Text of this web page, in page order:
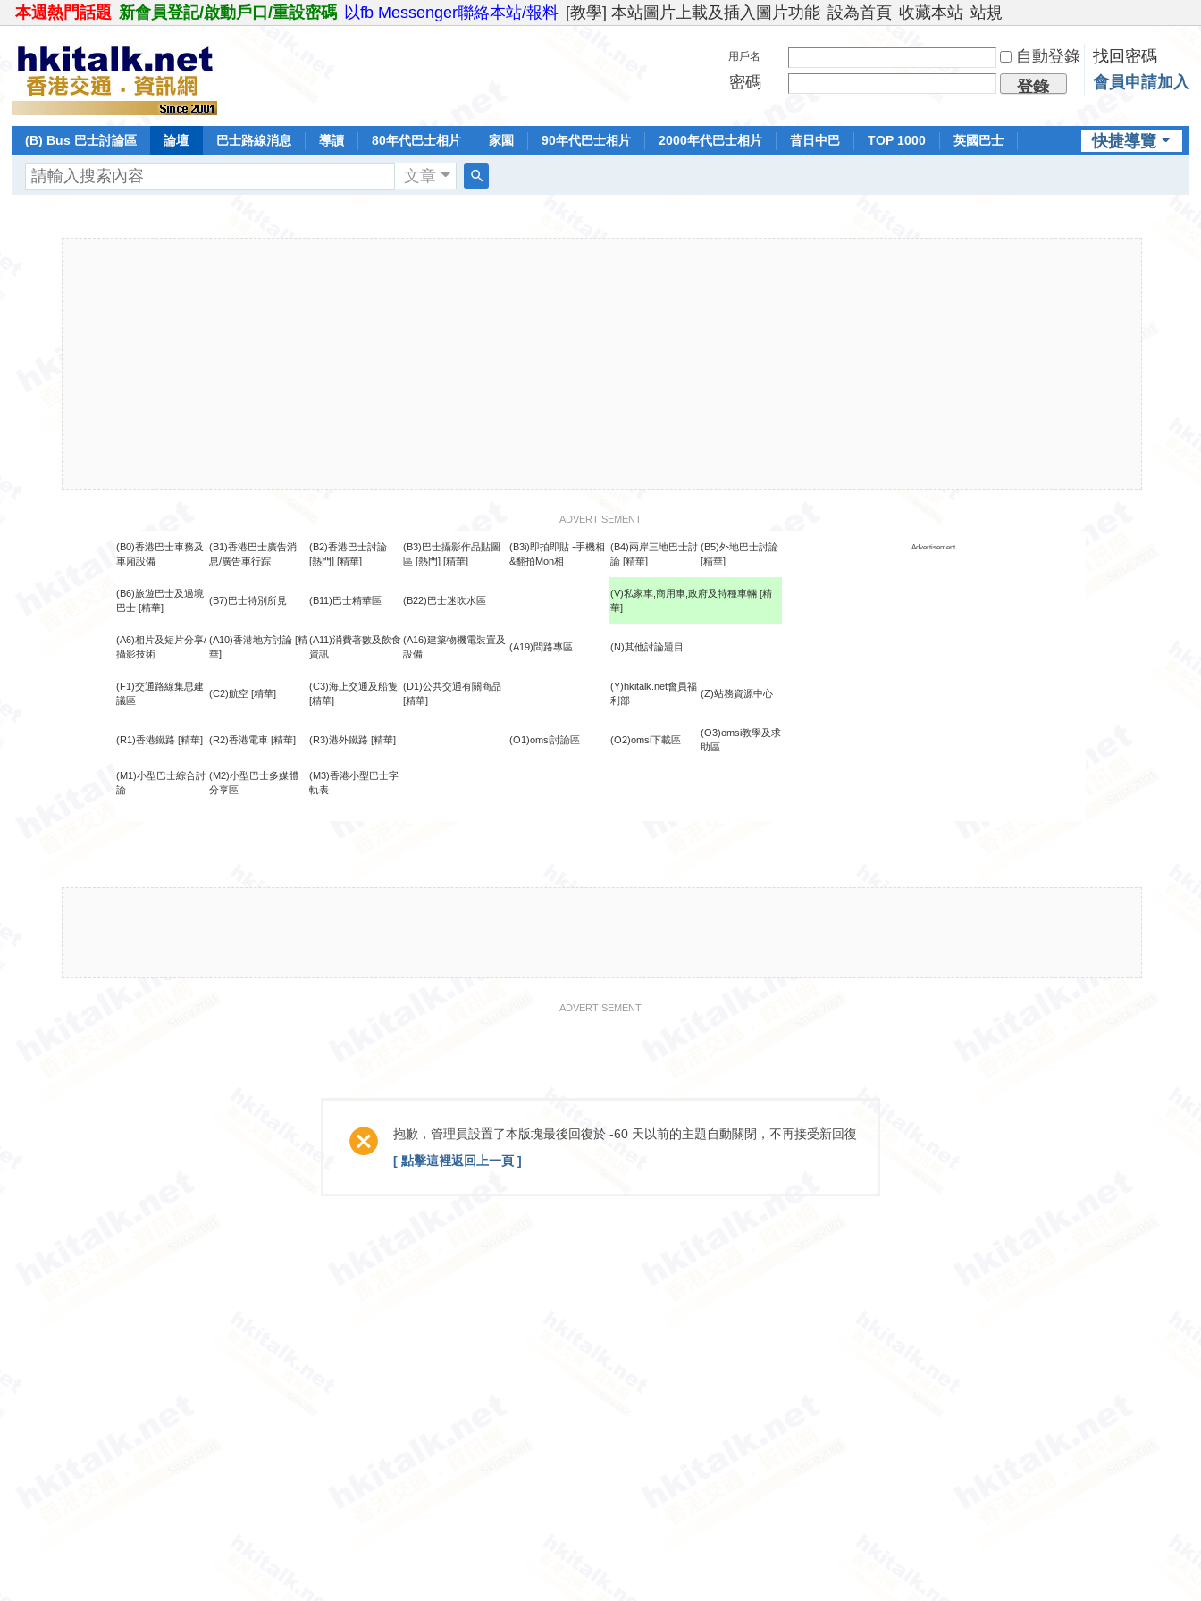
本週熱門話題 新會員登記/啟動戶口/重設密碼 以fb Messenger聯絡本站/報料 [教學] 本站圖片上載及插入圖片功能 設為首頁 收藏本站 站規
用戶名 自動登錄
找回密碼
密碼
登錄 會員申請加入
快捷導覽
(B) Bus 巴士討論區 論壇 巴士路線消息 導讀 80年代巴士相片 家園 90年代巴士相片 2000年代巴士相片 昔日中巴 TOP 1000
英國巴士
文章
ADVERTISEMENT
(B0)香港巴士車務及
車廂設備
(B1)香港巴士廣告消
息/廣告車行踪
(B2)香港巴士討論
[熱門] [精華]
(B3)巴士攝影作品貼圖
區 [熱門] [精華]
(B3i)即拍即貼 -手機相
&翻拍Mon相
(B4)兩岸三地巴士討
論 [精華]
(B5)外地巴士討論
[精華]
Advertisement
(B6)旅遊巴士及過境
巴士 [精華]
(B7)巴士特別所見 (B11)巴士精華區 (B22)巴士迷吹水區
(V)私家車,商用車,政府及特種車輛 [精
華]
(A6)相片及短片分享/
攝影技術
(A10)香港地方討論 [精
華]
(A11)消費著數及飲食
資訊
(A16)建築物機電裝置及
設備
(A19)問路專區 (N)其他討論題目
(F1)交通路線集思建
議區
(C2)航空 [精華]
(C3)海上交通及船隻
[精華]
(D1)公共交通有關商品
[精華]
(Y)hkitalk.net會員福
利部
(Z)站務資源中心
(R1)香港鐵路 [精華] (R2)香港電車 [精華] (R3)港外鐵路 [精華] (O1)omsi討論區 (O2)omsi下載區
(O3)omsi教學及求
助區
(M1)小型巴士綜合討
論
(M2)小型巴士多媒體
分享區
(M3)香港小型巴士字
軌表
ADVERTISEMENT
抱歉，管理員設置了本版塊最後回復於 -60 天以前的主題自動關閉，不再接受新回復
[ 點擊這裡返回上一頁 ]